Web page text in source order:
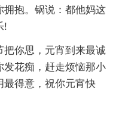
拥抱。锅说：都他妈这
!
你思，元宵到来最诚
发花痴，赶走烦恼那小
最得意，祝你元宵快